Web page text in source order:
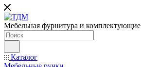
Мебельная фурнитура и комплектующие
Каталог